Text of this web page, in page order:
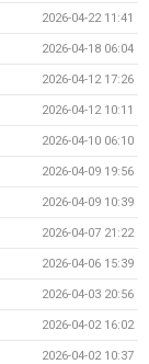
2026-04-22 11:41
2026-04-18 06:04
2026-04-12 17:26
2026-04-12 10:11
2026-04-10 06:10
2026-04-09 19:56
2026-04-09 10:39
2026-04-07 21:22
2026-04-06 15:39
2026-04-03 20:56
2026-04-02 16:02
2026-04-02 10:37